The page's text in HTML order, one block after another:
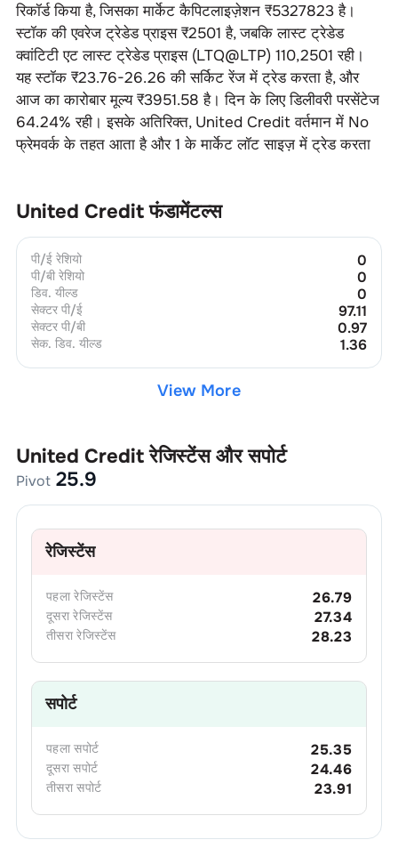
रिकॉर्ड किया है, जिसका मार्केट कैपिटलाइज़ेशन ₹5327823है।
स्टॉक की एवरेज ट्रेडेड प्राइस ₹2501 है, जबकि लास्ट ट्रेडेड
क्वांटिटी एट लास्ट ट्रेडेड प्राइस (LTQ@LTP) 110,2501 रही।
यह स्टॉक ₹23.76-26.26 की सर्किट रेंज में ट्रेड करता है, और
आज का कारोबार मूल्य ₹3951.58 है। दिन के लिए डिलीवरी परसेंटेज
64.24% रही। इसके अतिरिक्त, United Creditवर्तमान में No
फ्रेमवर्क के तहत आता है और1 के मार्केट लॉट साइज़ में ट्रेड करता
United Credit फंडामेंटल्स
पी/ई रेशियो 0
पी/बी रेशियो 0
डिव. यील्ड 0
सेक्टर पी/ई 97.11
सेक्टर पी/बी 0.97
सेक. डिव. यील्ड 1.36
View More
United Credit रेजिस्टेंस और सपोर्ट
Pivot 25.9
रेजिस्टेंस
पहला रेजिस्टेंस 26.79
दूसरा रेजिस्टेंस 27.34
तीसरा रेजिस्टेंस 28.23
सपोर्ट
पहला सपोर्ट 25.35
दूसरा सपोर्ट 24.46
तीसरा सपोर्ट 23.91